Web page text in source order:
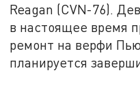
Reagan (CVN-76).
в настоящее время
ремонт на верфи
планируется